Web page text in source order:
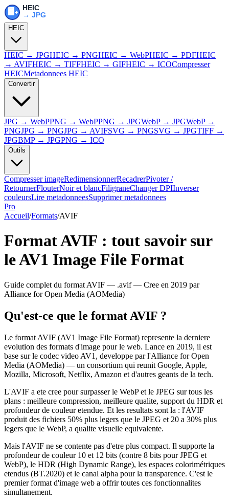
HEIC
HEIC → JPGHEIC → PNGHEIC → WebPHEIC → PDFHEIC
→ AVIFHEIC → TIFFHEIC → GIFHEIC → ICOCompresser
HEICMetadonnees HEIC
Convertir
JPG → WebPPNG → WebPPNG → JPGWebP → JPGWebP →
PNGJPG → PNGJPG → AVIFSVG → PNGSVG → JPGTIFF →
JPGBMP → JPGPNG → ICO
Outils
Compresser imageRedimensionnerRecadrerPivoter /
RetournerFlouterNoir et blancFiligraneChanger DPIInverser
couleursLire metadonneesSupprimer metadonnees
Pro
Accueil/Formats/AVIF
FormatAVIF : tout savoir sur
leAV1 Image File Format
Guide complet du format AVIF — .avif— Cree en 2019 par
Alliance for Open Media (AOMedia)
Qu'est-ce que le format AVIF ?
Le format AVIF (AV1 Image File Format) represente la derniere
evolution des formats d'image pour le web. Lance en 2019, il est
base sur le codec video AV1, developpe par l'Alliance for Open
Media (AOMedia) — un consortium qui reunit Google, Apple,
Mozilla, Microsoft, Netflix, Amazon et d'autres geants de la tech.
L'AVIF a ete cree pour surpasser le WebP et le JPEG sur tous les
plans : meilleure compression, meilleure qualite, support du HDR et
profondeur de couleur etendue. Et les resultats sont la : l'AVIF
produit des fichiers 50% plus legers que le JPEG et 20 a 30% plus
legers que le WebP, a qualite visuelle equivalente.
Mais l'AVIF ne se contente pas d'etre plus compact. Il supporte la
profondeur de couleur 10 et 12 bits (contre 8 bits pour JPEG et
WebP), le HDR (High Dynamic Range), les espaces colorimétriques
etendus (BT.2020) et le canal alpha pour la transparence. C'est le
premier format d'image web a offrir toutes ces fonctionnalites
simultanement.